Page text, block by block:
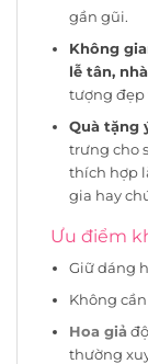
gần gũi.
Không
lễ tân,
tượng đẹp
Quà tặng
trưng cho
thích hợp
gia hay
Ưu điểm
Giữ dáng
Không
Hoa giả
thường